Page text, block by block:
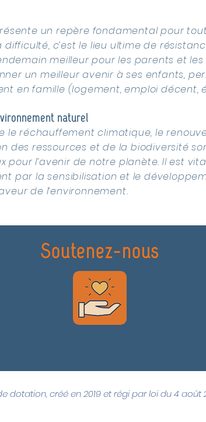
un repère fondamental pour
c’est le lieu ultime de
meilleur pour les parents et
un meilleur avenir à ses enfants,
en famille (logement, emploi décent,
naturel
le réchauffement climatique, le
des ressources et de la biodiversité
pour l’avenir de notre planète. Il est
par la sensibilisation et le
de l’environnement.
Soutenez-nous
dotation, créé en 2019 et régi par loi du 4